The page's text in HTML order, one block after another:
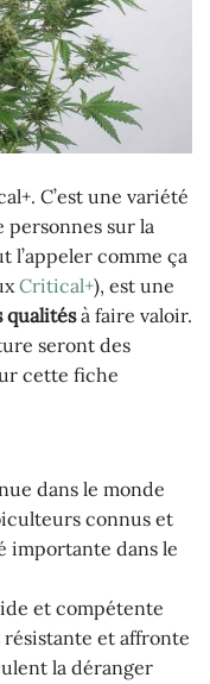
C’est une variété
sur la
l’appeler comme ça
Critical+), est une
qualitésà faire valoir.
seront des
cette fiche
dans le monde
connus et
importante dans le
et compétente
résistante et affronte
la déranger